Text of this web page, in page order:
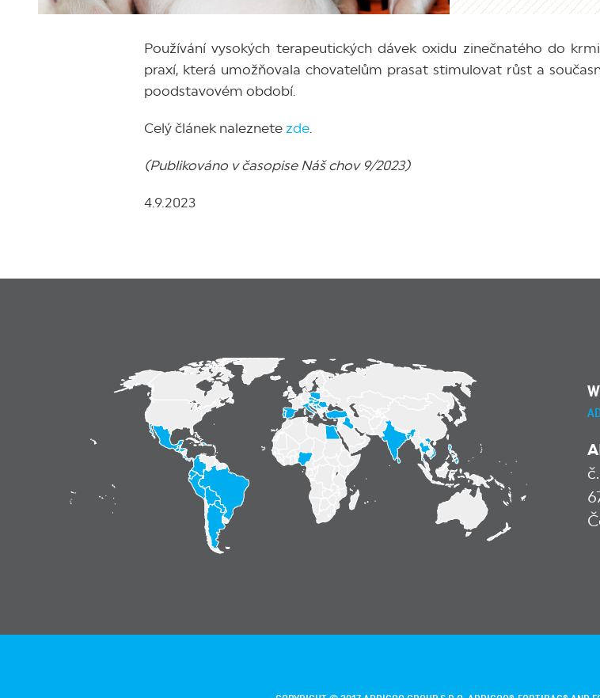
Používání vysokých terapeutických dávek oxidu zinečnatého do
praxí, která umožňovala chovatelům prasat stimulovat růst a
poodstavovém období.
Celý článek naleznete zde
(Publikováno v časopise Náš chov 9/2023)
4.9.2023